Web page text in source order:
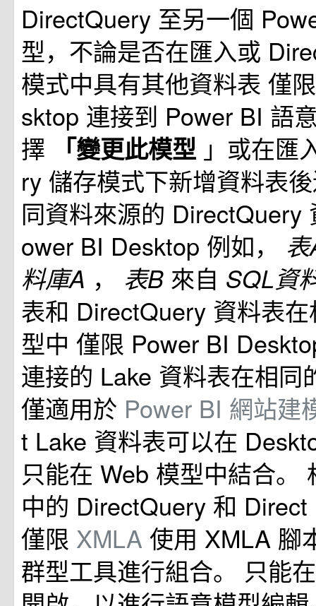
DirectQuery 至另一個
型，不論是否在匯入或
模式中具有其他資料表 僅
sktop 連接到 Power BI 語
擇
「變更此模型 」或在匯
ry 儲存模式下新增資料表
同資料來源的 DirectQuery
ower BI Desktop 例如，
料庫A ， 表B 來自 SQL資
表和 DirectQuery 資料表
型中 僅限 Power BI
連接的 Lake 資料表在相同
僅適用於 Power BI 網站建
t Lake 資料表可以在
只能在 Web 模型中結合。
中的 DirectQuery 和
僅限 XMLA 使用 XMLA 腳
群型工具進行組合。 只能